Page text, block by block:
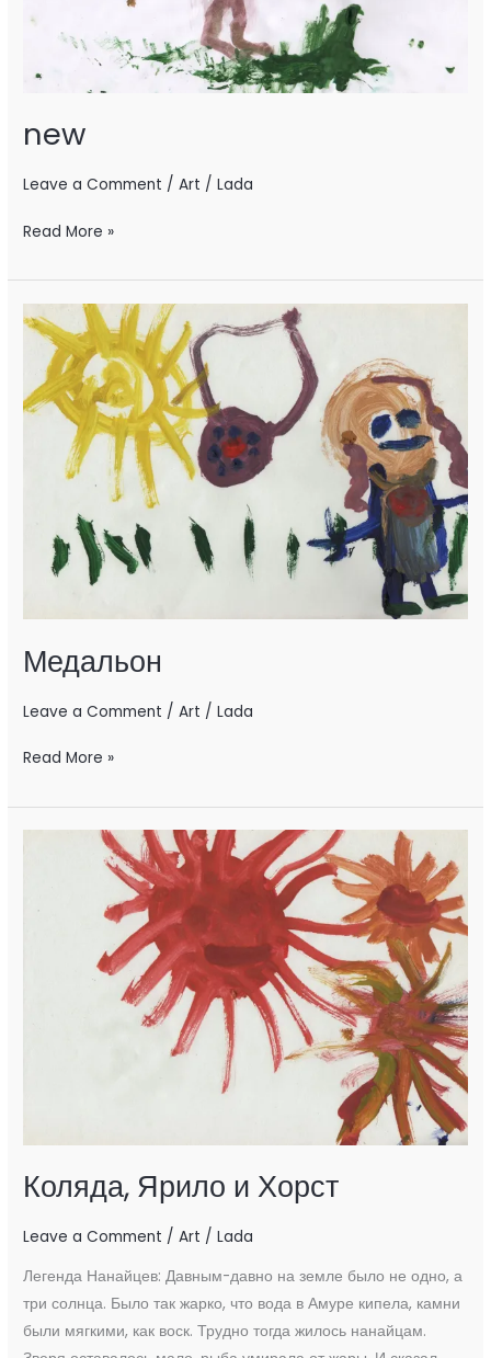
new
Leave a Comment /Art /Lada
Read More »
Медальон
Leave a Comment /Art /Lada
Медальон
Read More »
Коляда, Ярило и Хорст
Leave a Comment /Art /Lada
Легенда Нанайцев: Давным-давно на земле было не одно, а
три солнца. Было так жарко, что вода в Амуре кипела, камни
были мягкими, как воск. Трудно тогда жилось нанайцам.